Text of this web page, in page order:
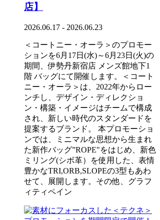
店】
2026.06.17 - 2026.06.23
＜コートニー・オーラ＞のプロモー
ションを6月17日(水)～6月23日(火)の
期間、伊勢丹新宿店 メンズ館地下1
階 バッグにて開催します。＜コート
ニー・オーラ＞は、2022年からロー
ンチし、デザイン・ディレクショ
ン・構築・イメージはチームで構成
され、新しい時代のスタンダードを
提案するブランド。 本プロモーショ
ンでは、ミニマルな思想から生まれ
た新作バッグ”ROPE"をはじめ、新色
ミリング(シボ革）を使用した、表情
豊かなTRI,ORB,SLOPEの3型もあわ
せて、展開します。その他、グラフ
ィティペイン